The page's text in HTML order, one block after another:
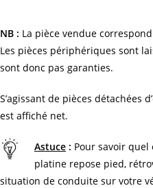
NB : La pièce vendue
Les pièces périphériques sont
sont donc pas garanties.
S’agissant de pièces détachées
est affiché net.
Astuce : Pour savoir quel
platine repose pied,
situation de conduite sur votre